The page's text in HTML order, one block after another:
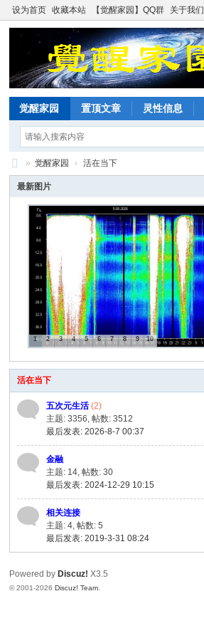
设为首页 收藏本站 【觉醒家园】QQ群 关于我们
觉醒家园 置顶文章 灵性信息
觉
» 觉醒家园 › 活在当下
最新图片
1 2 3 4 5 6 7 8 9 10
活在当下
五次元生活 (2)
主题: 3356,帖数: 3512
最后发表: 2026-8-7 00:37
金融
主题: 14,帖数: 30
最后发表: 2024-12-29 10:15
相关连接
主题: 4,帖数: 5
最后发表: 2019-3-31 08:24
Powered by Discuz! X3.5
© 2001-2026Discuz! Team